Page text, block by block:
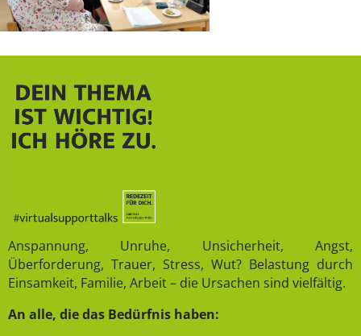
Anspannung, Unruhe, Unsicherheit, Angst,
Überforderung, Trauer, Stress, Wut? Belastung durch
Einsamkeit, Familie, Arbeit – die Ursachen sind vielfältig.
An alle, die das Bedürfnis haben: